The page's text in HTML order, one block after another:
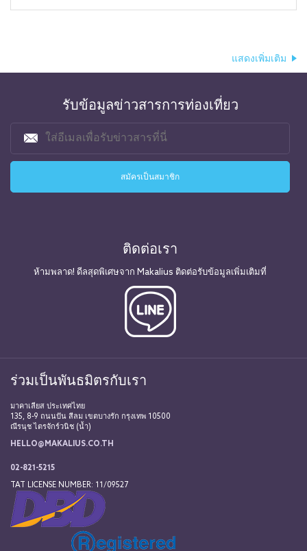
แสดงเพิ่มเติม
รับข้อมูลข่าวสารการท่องเที่ยว
ติดต่อเรา
ห้ามพลาด! ดีลสุดพิเศษจาก Makalius ติดต่อรับข้อมูลเพิ่มเติมที่
ร่วมเป็นพันธมิตรกับเรา
มาคาเลียส ประเทศไทย
135, 8-9 ถนนปัน สีลม เขตบางรัก กรุงเทพ 10500
ณีรนุช ไตรจักร์วนิช (น้ำ)
HELLO@MAKALIUS.CO.TH
02-821-5215
TAT LICENSE NUMBER: 11/09527